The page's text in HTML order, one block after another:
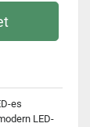
es
LED-